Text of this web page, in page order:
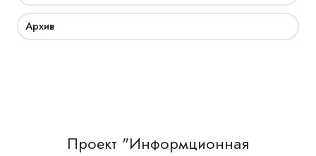
Архив
Проект "Информционная